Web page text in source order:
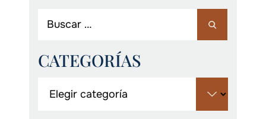
CATEGORÍAS